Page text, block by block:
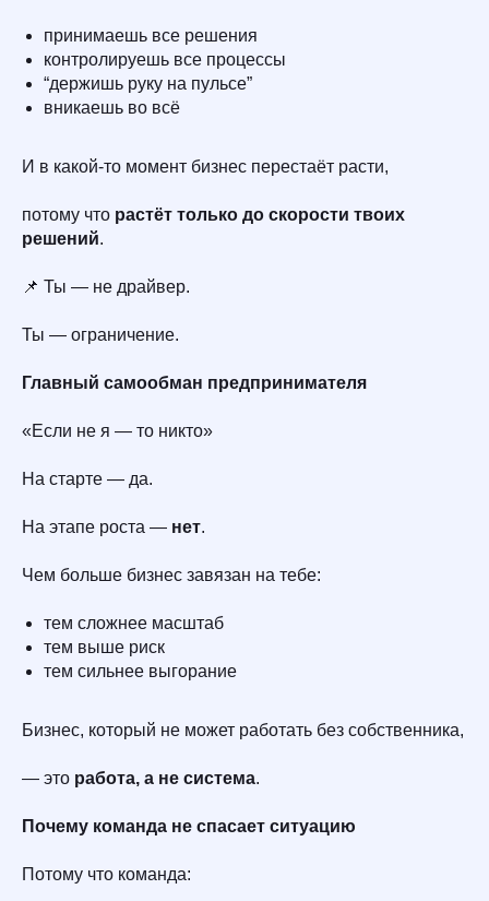
принимаешь все решения
контролируешь все процессы
“держишь руку на пульсе”
вникаешь во всё
И в какой-то момент бизнес перестаёт расти,
потому что растёт только до скорости твоих
решений.
📌 Ты — не драйвер.
Ты — ограничение.
Главный самообман предпринимателя
«Если не я — то никто»
На старте — да.
На этапе роста — нет.
Чем больше бизнес завязан на тебе:
тем сложнее масштаб
тем выше риск
тем сильнее выгорание
Бизнес, который не может работать без собственника,
— это работа, а не система.
Почему команда не спасает ситуацию
Потому что команда: